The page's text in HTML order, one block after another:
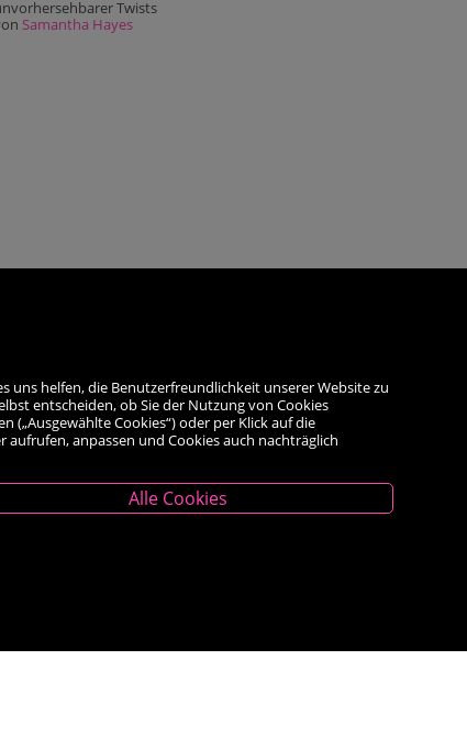
Twists
Samantha Hayes
uns helfen, die Benutzerfreundlichkeit unserer Website zu
entscheiden, ob Sie der Nutzung von Cookies
(„Ausgewählte Cookies“) oder per Klick auf die
aufrufen, anpassen und Cookies auch nachträglich
Alle Cookies